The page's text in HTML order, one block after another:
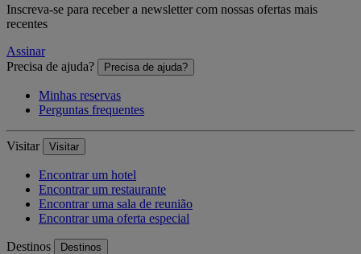
Inscreva-se para receber a newsletter com nossas ofertas mais
recentes
Assinar
Precisa de ajuda?
Precisa de ajuda?
Minhas reservas
Perguntas frequentes
Visitar Visitar
Encontrar um hotel
Encontrar um restaurante
Encontrar uma sala de reunião
Encontrar uma oferta especial
Destinos Destinos